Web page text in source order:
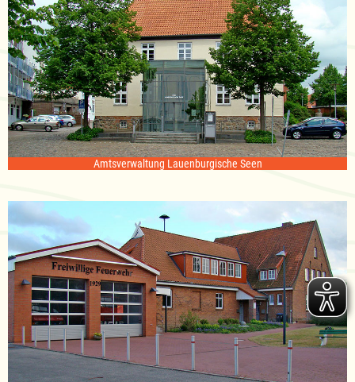
Amtsverwaltung Lauenburgische Seen